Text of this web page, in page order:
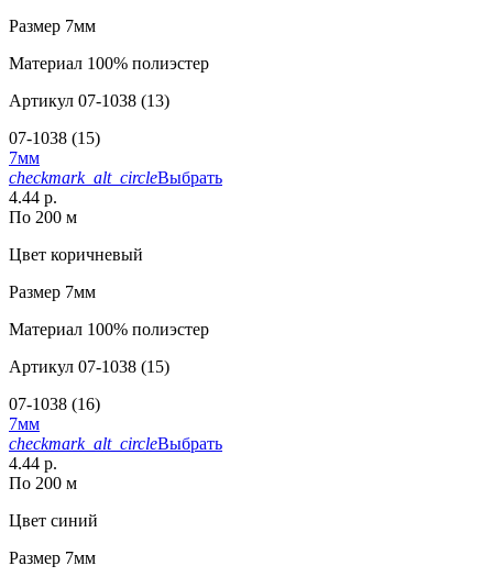
Размер 7мм
Материал 100% полиэстер
Артикул 07-1038 (13)
07-1038 (15)
7мм
checkmark_alt_circleВыбрать
4.44 р.
По 200 м
Цвет коричневый
Размер 7мм
Материал 100% полиэстер
Артикул 07-1038 (15)
07-1038 (16)
7мм
checkmark_alt_circleВыбрать
4.44 р.
По 200 м
Цвет синий
Размер 7мм